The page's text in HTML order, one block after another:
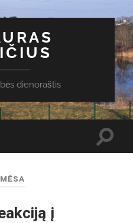
dienoraštis
MĖSA
į